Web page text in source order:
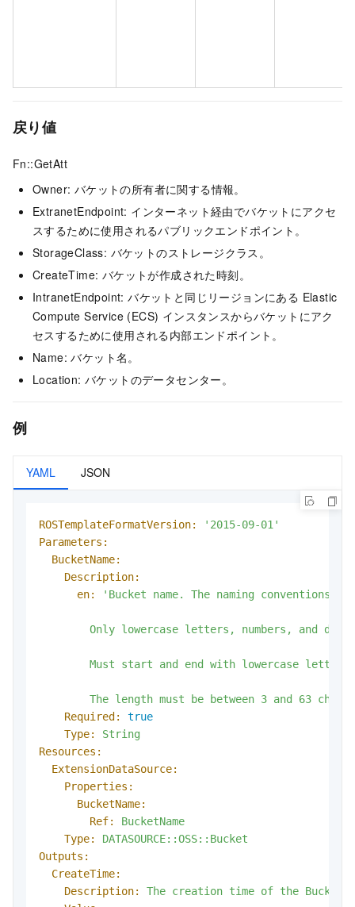
戻り値
Fn::GetAtt
Owner: バケットの所有者に関する情報。
ExtranetEndpoint: インターネット経由でバケットにアクセ
スするために使用されるパブリックエンドポイント。
StorageClass: バケットのストレージクラス。
CreateTime: バケットが作成された時刻。
IntranetEndpoint: バケットと同じリージョンにある Elastic
Compute Service (ECS) インスタンスからバケットにアク
セスするために使用される内部エンドポイント。
Name: バケット名。
Location: バケットのデータセンター。
例
YAML JSON
ROSTemplateFormatVersion:
'2015-09-01'
Parameters:
BucketName:
Description:
en:
'Bucket name. The naming conventions
Only lowercase letters, numbers, and
Must start and end with lowercase letters
The length must be between 3 and 63
Required:
true
Type:
String
Resources:
ExtensionDataSource:
Properties:
BucketName:
Ref:
BucketName
Type:
DATASOURCE::OSS::Bucket
Outputs:
CreateTime:
Description:
The creation time of the Bucket.